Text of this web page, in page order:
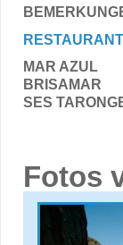
MAR AZUL
BRISAMAR
SES
Fotos